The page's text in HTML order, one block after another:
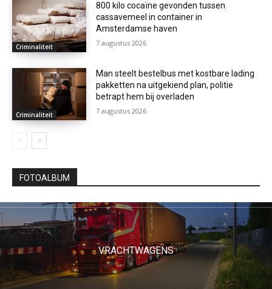
Criminaliteit
800 kilo cocaïne gevonden tussen
cassavemeel in container in
Amsterdamse haven
7 augustus 2026
Criminaliteit
Man steelt bestelbus met kostbare lading
pakketten na uitgekiend plan, politie
betrapt hem bij overladen
7 augustus 2026
FOTOALBUM
VRACHTWAGENS